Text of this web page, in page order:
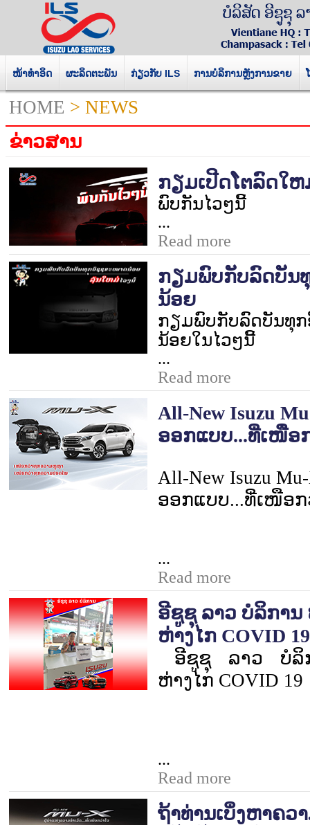
ໜ້າທໍາອິດ ຜະລິດຕະພັນ ກ່ຽວກັບ ILS ການບໍລິການຫຼັງການຂາຍ
HOME > NEWS
ຂ່າວສານ
ກຽມເປີດໂຕລົດໃຫ
ພົບກັນໄວໆນີ້
...
Read more
ກຽມພົບກັບລົດບັ
ນ້ອຍ
ກຽມພົບກັບລົດບັນທຸ
ນ້ອຍໃນໄວໆນີ້
...
Read more
All-New Isuzu
ອອກແບບ...ທີ່ເໜືອ
All-New Isuzu
ອອກແບບ...ທີ່ເໜືອ
...
Read more
ອີຊູຊຸ ລາວ ບໍລິກາ
ຫ່າງໄກ COVID 19
ອີຊູຊຸ ລາວ ບໍລິ
ຫ່າງໄກ COVID 19
...
Read more
ຖ້າທ່ານເບິ່ງຫາຄວ